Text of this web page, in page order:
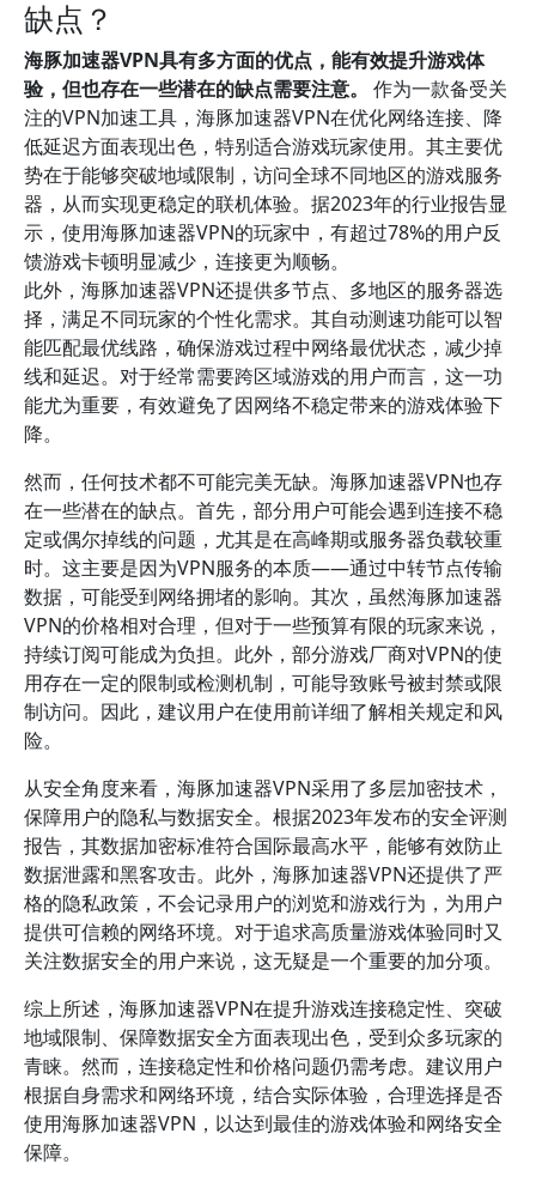
缺点？
海豚加速器VPN具有多方面的优点，能有效提升游戏体
验，但也存在一些潜在的缺点需要注意。
作为一款备受关
注的VPN加速工具，海豚加速器VPN在优化网络连接、降
低延迟方面表现出色，特别适合游戏玩家使用。其主要优
势在于能够突破地域限制，访问全球不同地区的游戏服务
器，从而实现更稳定的联机体验。据2023年的行业报告显
示，使用海豚加速器VPN的玩家中，有超过78%的用户反
馈游戏卡顿明显减少，连接更为顺畅。
此外，海豚加速器VPN还提供多节点、多地区的服务器选
择，满足不同玩家的个性化需求。其自动测速功能可以智
能匹配最优线路，确保游戏过程中网络最优状态，减少掉
线和延迟。对于经常需要跨区域游戏的用户而言，这一功
能尤为重要，有效避免了因网络不稳定带来的游戏体验下
降。
然而，任何技术都不可能完美无缺。海豚加速器VPN也存
在一些潜在的缺点。首先，部分用户可能会遇到连接不稳
定或偶尔掉线的问题，尤其是在高峰期或服务器负载较重
时。这主要是因为VPN服务的本质——通过中转节点传输
数据，可能受到网络拥堵的影响。其次，虽然海豚加速器
VPN的价格相对合理，但对于一些预算有限的玩家来说，
持续订阅可能成为负担。此外，部分游戏厂商对VPN的使
用存在一定的限制或检测机制，可能导致账号被封禁或限
制访问。因此，建议用户在使用前详细了解相关规定和风
险。
从安全角度来看，海豚加速器VPN采用了多层加密技术，
保障用户的隐私与数据安全。根据2023年发布的安全评测
报告，其数据加密标准符合国际最高水平，能够有效防止
数据泄露和黑客攻击。此外，海豚加速器VPN还提供了严
格的隐私政策，不会记录用户的浏览和游戏行为，为用户
提供可信赖的网络环境。对于追求高质量游戏体验同时又
关注数据安全的用户来说，这无疑是一个重要的加分项。
综上所述，海豚加速器VPN在提升游戏连接稳定性、突破
地域限制、保障数据安全方面表现出色，受到众多玩家的
青睐。然而，连接稳定性和价格问题仍需考虑。建议用户
根据自身需求和网络环境，结合实际体验，合理选择是否
使用海豚加速器VPN，以达到最佳的游戏体验和网络安全
保障。